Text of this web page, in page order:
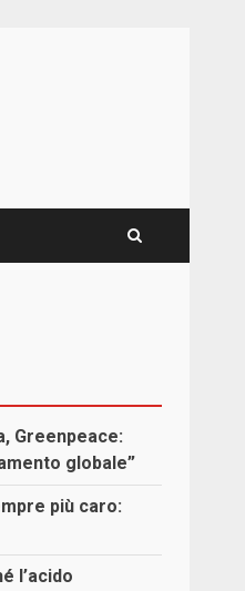
Greenpeace:
globale”
più caro:
l’acido